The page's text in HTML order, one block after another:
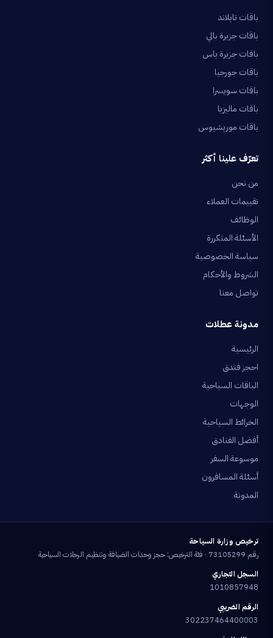
باقات تايلاند
باقات جزيرة بالي
باقات جزيرة ياس
باقات جورجيا
باقات سويسرا
باقات ماليزيا
باقات موريشيوس
تعرّف علينا أكثر
من نحن
تقييمات العملاء
الوظائف
الأسئلة المتكررة
سياسة الخصوصية
الشروط والأحكام
تواصل معنا
مدونة عطلات
الرئيسية
احجز فندق
الباقات السياحية
الوجهات
الخرائط السياحية
أفضل الفنادق
موسوعة السفر
أسئلة المسافرون
المدونة
ترخيص وزارة السياحة
رقم 73105299 · فئة الترخيص: حجز وحدات الضيافة وتنظيم الرحلات السياحية
السجل التجاري
1010857948
الرقم الضريبي
302237464400003